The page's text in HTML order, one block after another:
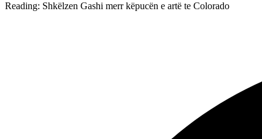
Reading: Shkëlzen Gashi merr këpucën e artë te Colorado